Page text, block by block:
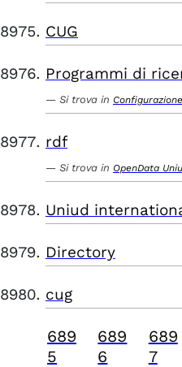
CUG
Programmi di
Si trova in
rdf
Si trova in OpenData
Uniud
Directory
cug
689
5
689
6
689
7